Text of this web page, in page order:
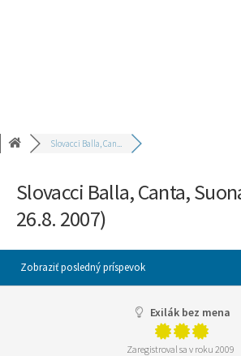
Slovacci Balla, Can...
Slovacci Balla, Canta,
26.8. 2007)
Zobraziť posledný príspevok
Exilák bez mena
Zaregistroval sa v roku 2009